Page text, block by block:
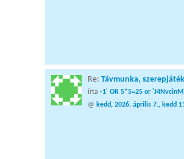
Re: Távmunka,
írta -1' OR 5*5=25 or
@ kedd, 2026. április 7., kedd